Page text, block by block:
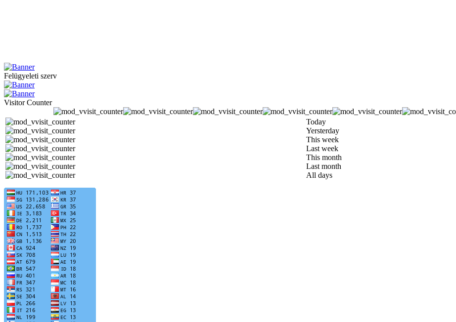
Felügyeleti szerv
Visitor Counter
Today
Yersterday
This week
Last week
This month
Last month
All days